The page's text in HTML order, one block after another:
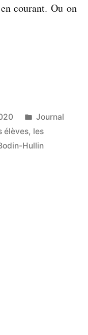
courant. Ou on
Publié
dans
Journal
élèves, les
Hullin